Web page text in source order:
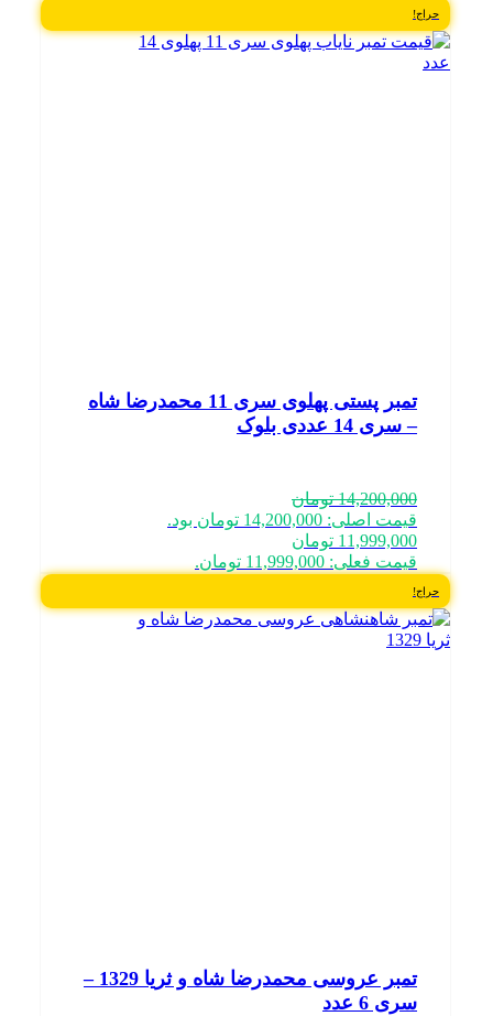
حراج!
تمبر پستی پهلوی سری 11 محمدرضا شاه
– سری 14 عددی بلوک
14,200,000 تومان
قیمت اصلی: 14,200,000 تومان بود.
11,999,000 تومان
قیمت فعلی: 11,999,000 تومان.
حراج!
تمبر عروسی محمدرضا شاه و ثریا 1329 –
سری 6 عدد